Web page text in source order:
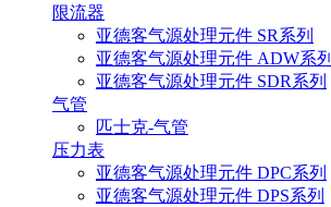
限流器
亚德客气源处理元件 SR系列
亚德客气源处理元件 ADW系列
亚德客气源处理元件 SDR系列
气管
匹士克-气管
压力表
亚德客气源处理元件 DPC系列
亚德客气源处理元件 DPS系列